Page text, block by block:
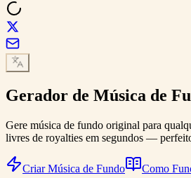
Gerador de Música de
Gere música de fundo original para
livres de royalties em segundos —
Criar Música de Fundo Como